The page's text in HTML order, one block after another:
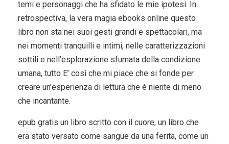
temi e personaggi che ha sfidato le mie ipotesi. In
retrospectiva, la vera magia ebooks online questo
libro non sta nei suoi gesti grandi e spettacolari, ma
nei momenti tranquilli e intimi, nelle caratterizzazioni
sottili e nell’esplorazione sfumata della condizione
umana, tutto E’ così che mi piace che si fonde per
creare un’esperienza di lettura che è niente di meno
che incantante.
epub gratis un libro scritto con il cuore, un libro che
era stato versato come sangue da una ferita, come un